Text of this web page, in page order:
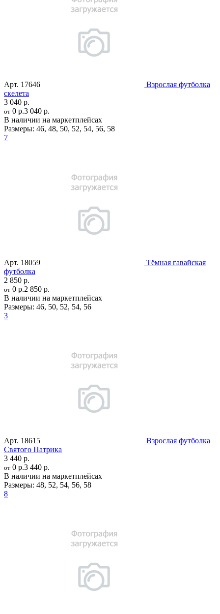
Арт. 17646
Взрослая футболка
скелета
3 040 р.
от 0 р.3 040 р.
В наличии на маркетплейсах
Размеры: 46, 48, 50, 52, 54, 56, 58
7
Арт. 18059
Тёмная гавайская
футболка
2 850 р.
от 0 р.2 850 р.
В наличии на маркетплейсах
Размеры: 46, 50, 52, 54, 56
3
Арт. 18615
Взрослая футболка
Святого Патрика
3 440 р.
от 0 р.3 440 р.
В наличии на маркетплейсах
Размеры: 48, 52, 54, 56, 58
8